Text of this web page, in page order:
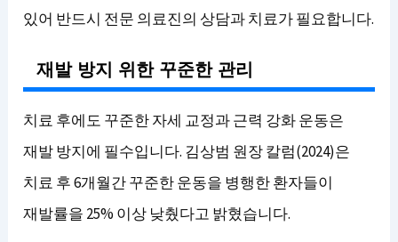
있어 반드시 전문 의료진의 상담과 치료가 필요합니다.
재발 방지 위한 꾸준한 관리
치료 후에도 꾸준한 자세 교정과 근력 강화 운동은
재발 방지에 필수입니다. 김상범 원장 칼럼(2024)은
치료 후 6개월간 꾸준한 운동을 병행한 환자들이
재발률을 25% 이상 낮췄다고 밝혔습니다.